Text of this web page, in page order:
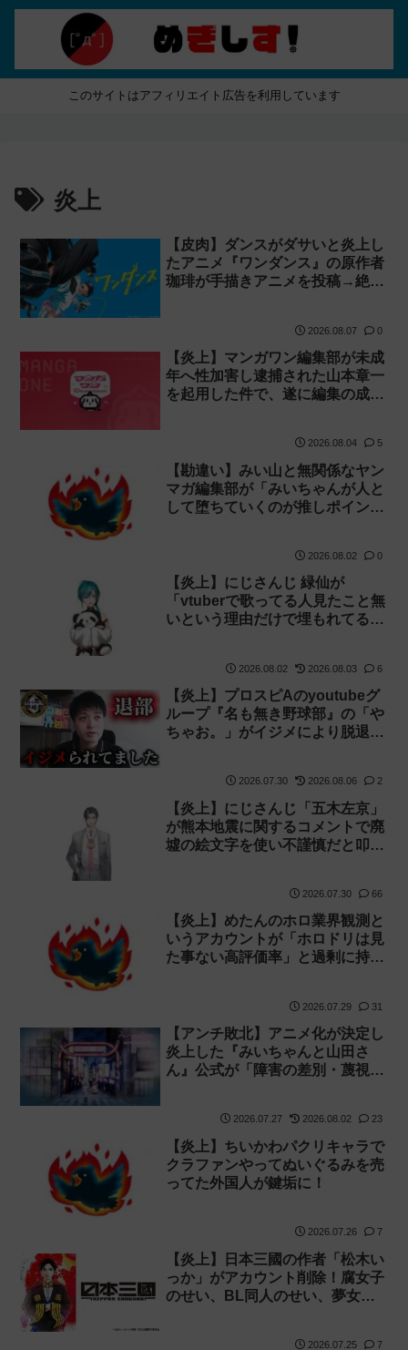
このサイトはアフィリエイト広告を利用しています
炎上
【皮肉】ダンスがダサいと炎上し
たアニメ『ワンダンス』の原作者
珈琲が手描きアニメを投稿→絶賛
2026.08.07 0
【炎上】マンガワン編集部が未成
年へ性加害し逮捕された山本章一
を起用した件で、遂に編集の成田
2026.08.04 5
【勘違い】みい山と無関係なヤン
マガ編集部が「みいちゃんが人と
して堕ちていくのが推しポイン
2026.08.02 0
【炎上】にじさんじ 緑仙が
「vtuberで歌ってる人見たこと無
いという理由だけで埋もれてる名
2026.08.02 2026.08.03 6
【炎上】プロスピAのyoutubeグ
ループ『名も無き野球部』の「や
ちゃお。」がイジメにより脱退。
2026.07.30 2026.08.06 2
【炎上】にじさんじ「五木左京」
が熊本地震に関するコメントで廃
墟の絵文字を使い不謹慎だと叩か
2026.07.30 66
【炎上】めたんのホロ業界観測と
いうアカウントが「ホロドリは見
た事ない高評価率」と過剰に持ち
2026.07.29 31
【アンチ敗北】アニメ化が決定し
炎上した『みいちゃんと山田さ
ん』公式が「障害の差別・蔑視の
2026.07.27 2026.08.02 23
【炎上】ちいかわパクリキャラで
クラファンやってぬいぐるみを売
ってた外国人が鍵垢に！
2026.07.26 7
【炎上】日本三國の作者「松木い
っか」がアカウント削除！腐女子
のせい、BL同人のせい、夢女の
2026.07.25 7